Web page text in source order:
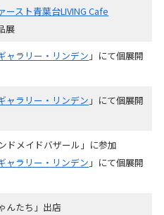
ースト青葉台LIVING Cafe
展
ャラリー・リンデン 」にて個展開
ャラリー・リンデン 」にて個展開
ドメイドバザール」に参加
ャラリー・リンデン 」にて個展開
んたち」出店